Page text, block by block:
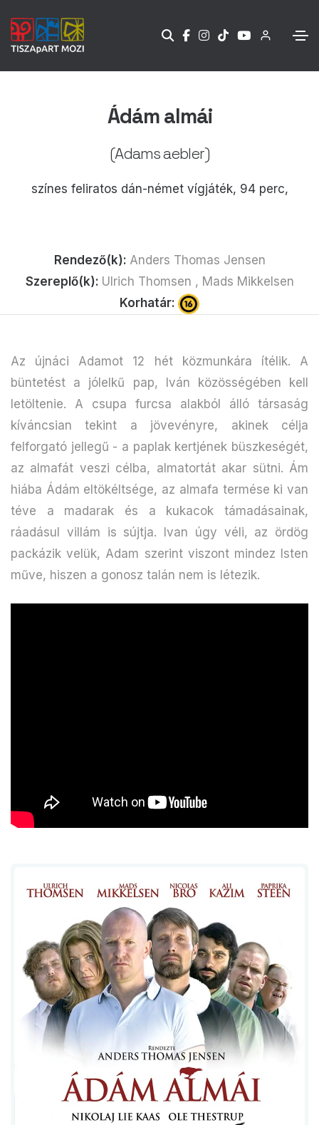
Ádám almái
(Adams aebler)
színes feliratos dán-német vígjáték, 94 perc,
Rendező(k): Anders Thomas Jensen
Szereplő(k): Ulrich Thomsen , Mads Mikkelsen
Korhatár:
Az újnáci Adamot 12 hét közmunkára ítélik. A
büntetést a jólelkű pap, Iván közösségében kell
letöltenie. A csupa furcsa alakból álló társaság
kíváncsian tekint a jövevényre, akinek célja
felforgató jellegű - a paplak kertjének büszkeségét,
az almafát veszi célba, almatortát akar sütni. Ám
hiába Ádám eltökéltsége, az almafa termése ki van
téve a madarak és a kukacok támadásainak,
ráadásul villám is sújtja. Ivan úgy véli, az ördög
packázik velük, Adam szerint viszont mindez Isten
műve, hiszen a gonosz talán nem is létezik.